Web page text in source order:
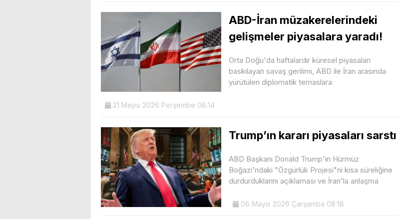
ABD-İran müzakerelerindeki
gelişmeler piyasalara yaradı!
Orta Doğu'da haftalardır küresel piyasaları
baskılayan savaş gerilimi, ABD ile İran arasında
yürütülen diplomatik temaslara
21 Mayıs 2026 Perşembe 08:14
Trump’ın kararı piyasaları sarstı
ABD Başkanı Donald Trump'ın Hürmüz
Boğazı'ndaki "Özgürlük Projesi"ni kısa süreliğine
durdurduklarını açıklaması ve İran'la anlaşma
06 Mayıs 2026 Çarşamba 08:18